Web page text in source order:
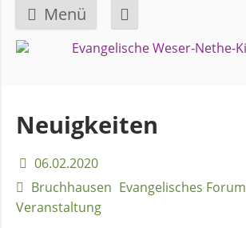
Menü
Navigation
GEMEINDE
Über
uns
Überblick
Bezirke
Neuigkeiten
06.02.2020
Bruchhausen Evangelisches Forum
Veranstaltung